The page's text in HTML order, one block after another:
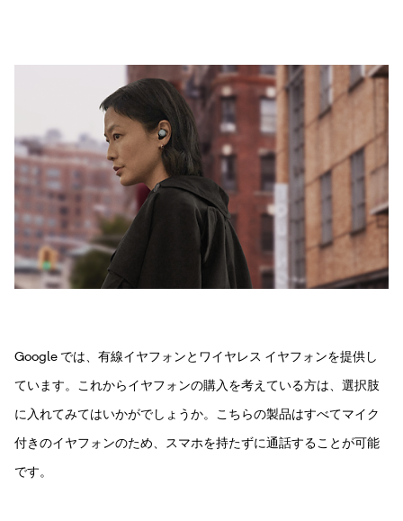
Google では、有線イヤフォンとワイヤレス イヤフォンを提供し
ています。これからイヤフォンの購入を考えている方は、選択肢
に入れてみてはいかがでしょうか。こちらの製品はすべてマイク
付きのイヤフォンのため、スマホを持たずに通話することが可能
です。